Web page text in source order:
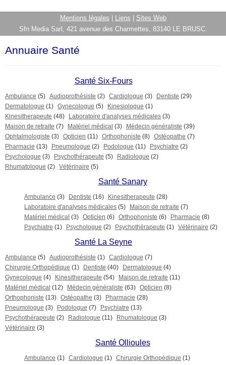
Mentions légales Liens
Sites Web
Sfn Media Sarl, 421 avenue des Charmettes, 83140 LE BRUSC.
Annuaire Santé
Santé Six-Fours
Ambulance (5) Audioprothésiste (2) Cardiologue (3) Dentiste (29)
Dermatologue (1) Gynecologue (5) Kinesiologue (1)
Kinesitherapeute (48) Laboratoire d'analyses médicales (3)
Maison de retraite (7) Matériel médical (3) Médecin généraliste (39)
Ophtalmologiste (3) Opticien (11) Orthophoniste (8) Ostéopathe (7)
Pharmacie (13) Pneumologue (2) Podologue (11) Psychiatre (2)
Psychologue (3) Psychothérapeute (5) Radiologue (2)
Rhumatologue (2) Vétérinaire (5)
Santé Sanary
Ambulance (3) Dentiste (16) Kinesitherapeute (28)
Laboratoire d'analyses médicales (5) Maison de retraite (7)
Matériel médical (3) Opticien (6) Orthophoniste (6) Pharmacie (8)
Psychiatre (1) Psychologue (2) Psychothérapeute (1) Vétérinaire (2)
Santé La Seyne
Ambulance (5) Audioprothésiste (1) Cardiologue (7)
Chirurgie Orthopédique (1) Dentiste (40) Dermatologue (4)
Gynecologue (4) Kinesitherapeute (54) Maison de retraite (11)
Matériel médical (12) Médecin généraliste (63) Opticien (8)
Orthophoniste (13) Ostéopathe (3) Pharmacie (28)
Pneumologue (3) Podologue (7) Psychiatre (13)
Psychothérapeute (2) Radiologue (11) Rhumatologue (3)
Vétérinaire (3)
Santé Ollioules
Ambulance (1) Cardiologue (1) Chirurgie Orthopédique (1)